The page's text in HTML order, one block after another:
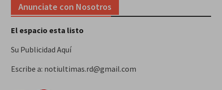
Anunciate con Nosotros
El espacio esta listo
Su Publicidad Aquí
Escribe a: notiultimas.rd@gmail.com